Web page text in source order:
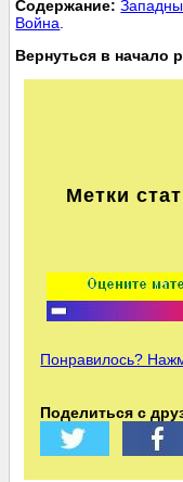
Cодержание:
Война
Вернуться в начало
Метки
Понравилось?
Поделиться с